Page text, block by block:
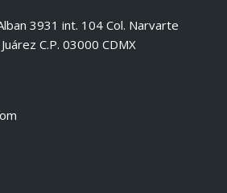
3931 int. 104 Col. Narvarte
C.P. 03000 CDMX